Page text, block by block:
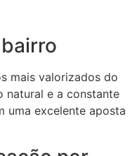
mais valorizados do
natural e a constante
uma excelente aposta